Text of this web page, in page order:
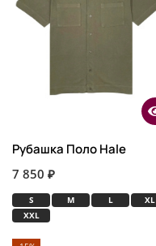
Рубашка Поло Hale
7 850 ₽
S M L
XL
XXL